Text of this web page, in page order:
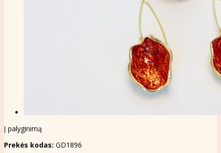
Į palyginimą
Prekės kodas: GD1896